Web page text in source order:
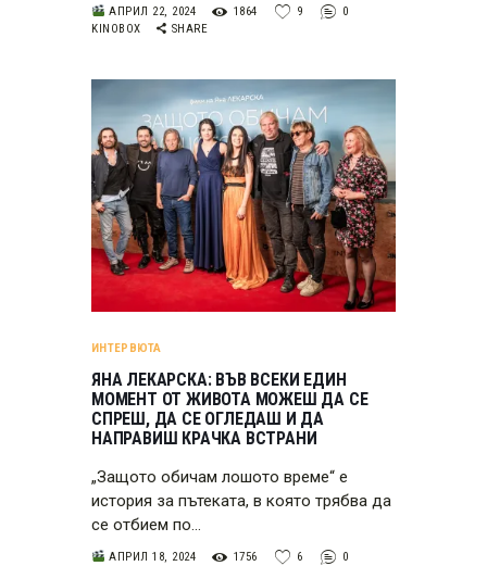
АПРИЛ 22, 2024 1864 9
0
KINOBOX
SHARE
ИНТЕРВЮТА
ЯНА ЛЕКАРСКА: ВЪВ ВСЕКИ ЕДИН
МОМЕНТ ОТ ЖИВОТА МОЖЕШ ДА СЕ
СПРЕШ, ДА СЕ ОГЛЕДАШ И ДА
НАПРАВИШ КРАЧКА ВСТРАНИ
„Защото обичам лошото време“ е
история за пътеката, в която трябва да
се отбием по…
АПРИЛ 18, 2024 1756 6
0